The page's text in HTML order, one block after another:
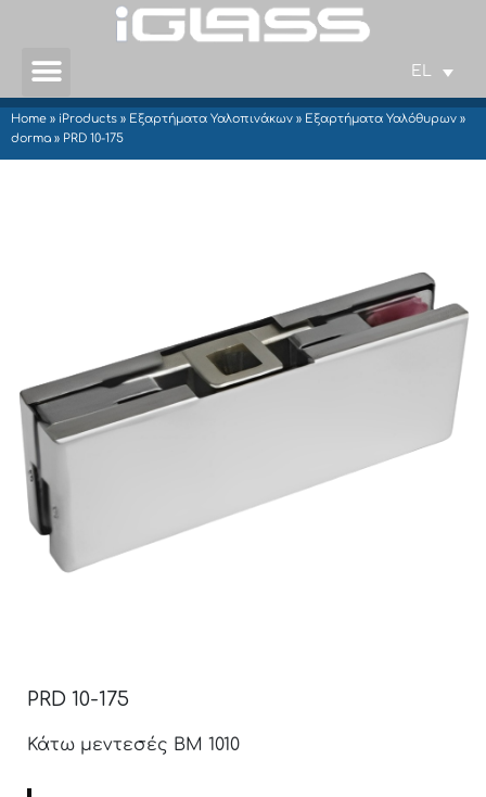
EL
Home » iProducts » Εξαρτήματα Υαλοπινάκων » Εξαρτήματα Υαλόθυρων »
dorma » PRD 10-175
PRD 10-175
Κάτω μεντεσές BM 1010